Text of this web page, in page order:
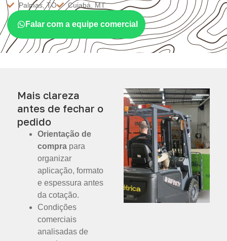
Palmas, TO
Cuiabá, MT
Falar com a equipe comercial
Mais clareza
antes de fechar o
pedido
Orientação de
compra para
organizar
aplicação, formato
e espessura antes
da cotação.
Condições
comerciais
analisadas de